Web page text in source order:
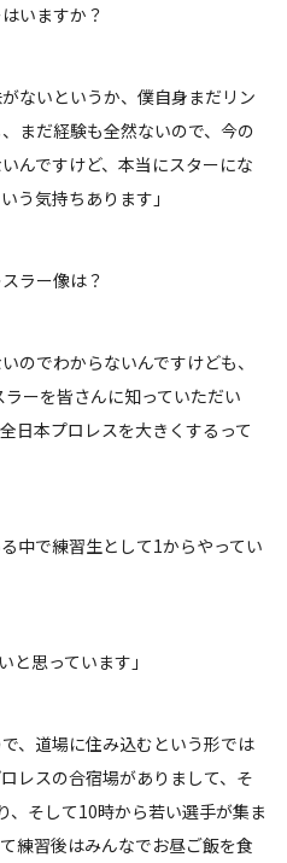
いますか？
ないというか、僕自身まだリン
まだ経験も全然ないので、今の
んですけど、本当にスターにな
う気持ちあります」
ラー像は？
のでわからないんですけども、
ーを皆さんに知っていただい
日本プロレスを大きくするって
る中で練習生として1からやってい
と思っています」
、道場に住み込むという形では
レスの合宿場がありまして、そ
、そして10時から若い選手が集ま
練習後はみんなでお昼ご飯を食